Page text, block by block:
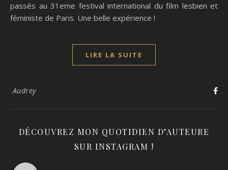
passés au 31eme festival international du film lesbien et
féministe de Paris. Une belle expérience !
LIRE LA SUITE
Audrey
DÉCOUVREZ MON QUOTIDIEN D’AUTEURE
SUR INSTAGRAM !